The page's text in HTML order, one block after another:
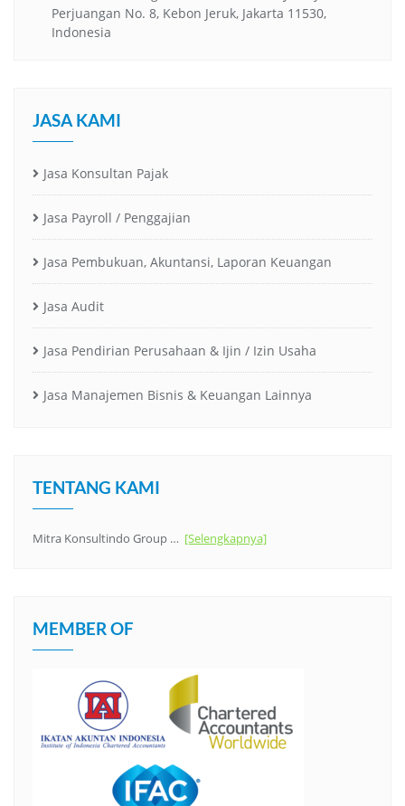
Perjuangan No. 8, Kebon Jeruk, Jakarta 11530,
Indonesia
JASA KAMI
Jasa Konsultan Pajak
Jasa Payroll / Penggajian
Jasa Pembukuan, Akuntansi, Laporan Keuangan
Jasa Audit
Jasa Pendirian Perusahaan & Ijin / Izin Usaha
Jasa Manajemen Bisnis & Keuangan Lainnya
TENTANG KAMI
Mitra Konsultindo Group … [Selengkapnya]
MEMBER OF